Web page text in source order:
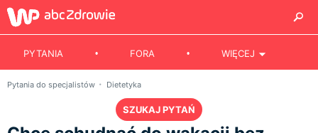
PYTANIA FORA WIĘCEJ
Pytania do specjalistów Dietetyka
SZUKAJ PYTAŃ